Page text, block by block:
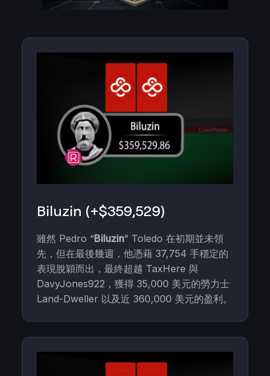
Biluzin (+$359,529)
雖然 Pedro “Biluzin” Toledo 在初期並未領
先，但在最後幾週，他憑藉 37,754 手穩定的
表現脫穎而出，最終超越 TaxHere 與
DavyJones922，獲得 35,000 美元的勞力士
Land-Dweller 以及近 360,000 美元的盈利。